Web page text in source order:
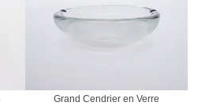
Grand Cendrier en Verre